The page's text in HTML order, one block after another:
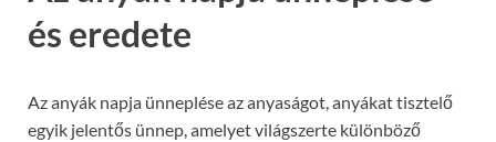
és eredete
Az anyák napja ünneplése az anyaságot, anyákat tisztelő
egyik jelentős ünnep, amelyet világszerte különböző